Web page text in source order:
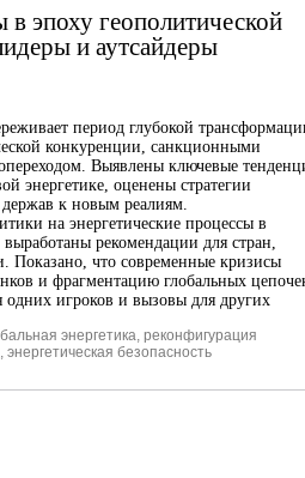
эпоху геополитической
и аутсайдеры
период глубокой
конкуренции, санкционными
Выявлены ключевые
энергетике, оценены стратегии
к новым реалиям.
на энергетические процессы в
рекомендации для стран,
Показано, что современные кризисы
и фрагментацию глобальных
одних игроков и вызовы для других
энергетика, реконфигурация
, энергетическая безопасность